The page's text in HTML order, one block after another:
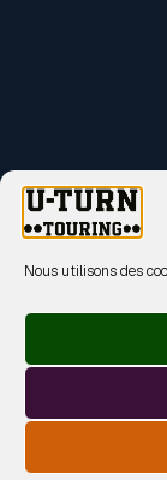
Nous utilisons des